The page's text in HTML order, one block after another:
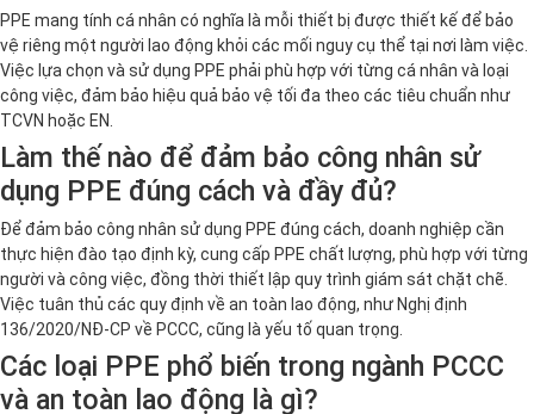
PPE mang tính cá nhân có nghĩa là mỗi thiết bị được thiết kế để bảo
vệ riêng một người lao động khỏi các mối nguy cụ thể tại nơi làm việc.
Việc lựa chọn và sử dụng PPE phải phù hợp với từng cá nhân và loại
công việc, đảm bảo hiệu quả bảo vệ tối đa theo các tiêu chuẩn như
TCVN hoặc EN.
Làm thế nào để đảm bảo công nhân sử
dụng PPE đúng cách và đầy đủ?
Để đảm bảo công nhân sử dụng PPE đúng cách, doanh nghiệp cần
thực hiện đào tạo định kỳ, cung cấp PPE chất lượng, phù hợp với từng
người và công việc, đồng thời thiết lập quy trình giám sát chặt chẽ.
Việc tuân thủ các quy định về an toàn lao động, như Nghị định
136/2020/NĐ-CP về PCCC, cũng là yếu tố quan trọng.
Các loại PPE phổ biến trong ngành PCCC
và an toàn lao động là gì?